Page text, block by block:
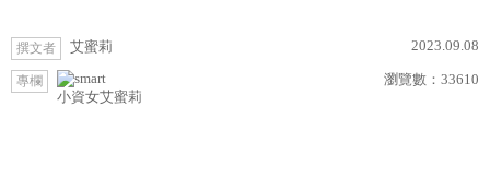
撰文者 艾蜜莉 2023.09.08
專欄
小資女艾蜜莉
瀏覽數： 33610